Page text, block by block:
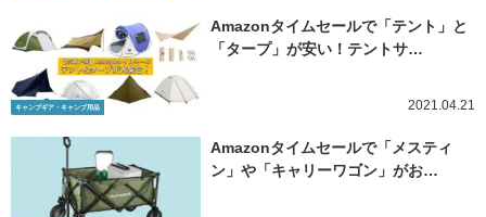
キャンプギア・キャンプ用品
Amazonタイムセールで「テント」と
「タープ」が安い！テントサ…
2021.04.21
Amazonタイムセールで「メスティ
ン」や「キャリーワゴン」がお…